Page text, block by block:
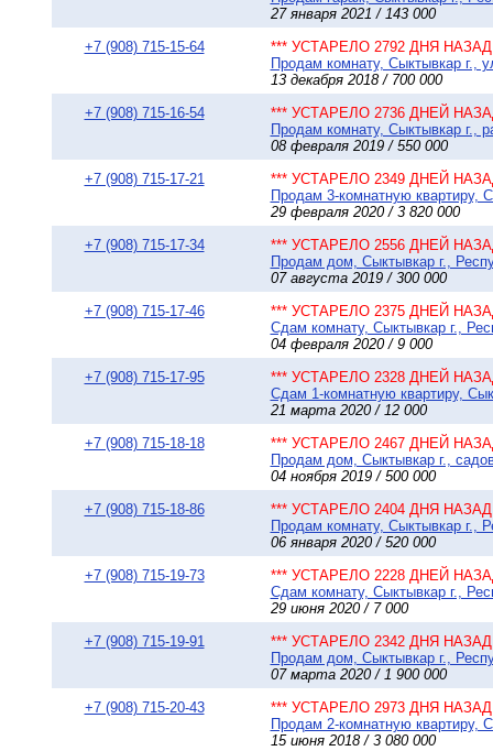
27 января 2021 / 143 000
+7 (908) 715-15-64
*** УСТАРЕЛО 2792 ДНЯ НАЗАД
Продам комнату, Сыктывкар г.,
13 декабря 2018 / 700 000
+7 (908) 715-16-54
*** УСТАРЕЛО 2736 ДНЕЙ
Продам комнату, Сыктывкар г.,
08 февраля 2019 / 550 000
+7 (908) 715-17-21
*** УСТАРЕЛО 2349 ДНЕЙ
Продам 3-комнатную квартиру,
29 февраля 2020 / 3 820 000
+7 (908) 715-17-34
*** УСТАРЕЛО 2556 ДНЕЙ
Продам дом, Сыктывкар г.,
07 августа 2019 / 300 000
+7 (908) 715-17-46
*** УСТАРЕЛО 2375 ДНЕЙ
Сдам комнату, Сыктывкар г.,
04 февраля 2020 / 9 000
+7 (908) 715-17-95
*** УСТАРЕЛО 2328 ДНЕЙ
Сдам 1-комнатную квартиру,
21 марта 2020 / 12 000
+7 (908) 715-18-18
*** УСТАРЕЛО 2467 ДНЕЙ
Продам дом, Сыктывкар г.,
04 ноября 2019 / 500 000
+7 (908) 715-18-86
*** УСТАРЕЛО 2404 ДНЯ НАЗАД
Продам комнату, Сыктывкар г.,
06 января 2020 / 520 000
+7 (908) 715-19-73
*** УСТАРЕЛО 2228 ДНЕЙ
Сдам комнату, Сыктывкар г.,
29 июня 2020 / 7 000
+7 (908) 715-19-91
*** УСТАРЕЛО 2342 ДНЯ НАЗАД
Продам дом, Сыктывкар г.,
07 марта 2020 / 1 900 000
+7 (908) 715-20-43
*** УСТАРЕЛО 2973 ДНЯ НАЗАД
Продам 2-комнатную квартиру,
15 июня 2018 / 3 080 000